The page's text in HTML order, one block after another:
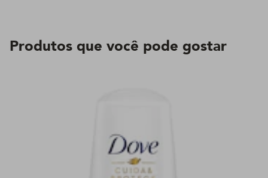
Produtos que você pode gostar